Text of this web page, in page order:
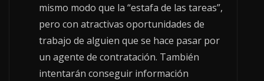
mismo modo que la “estafa de las tareas”,
pero con atractivas oportunidades de
trabajo de alguien que se hace pasar por
un agente de contratación. También
intentarán conseguir información